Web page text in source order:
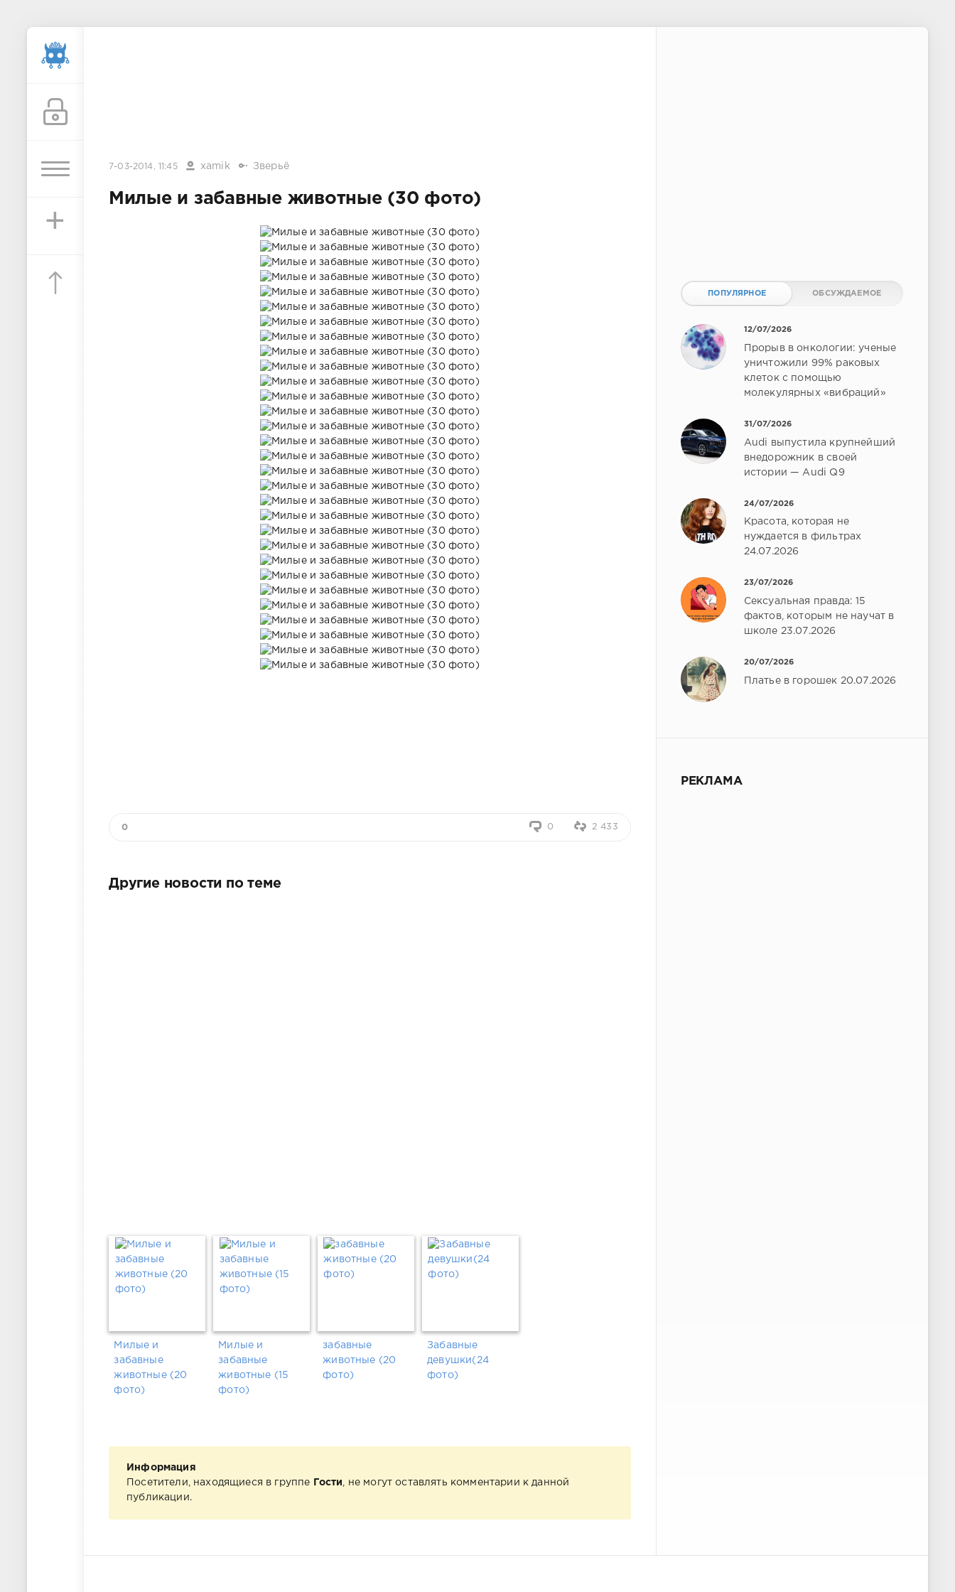
+
7-03-2014, 11:45 xamik Зверьё
Милые и забавные животные (30 фото)
0 0 2 433
Другие новости по теме
Милые и
забавные
животные (20
фото)
Милые и
забавные
животные (15
фото)
забавные
животные (20
фото)
Забавные
девушки(24
фото)
Информация
Посетители, находящиеся в группе
Гости
, не могут оставлять комментарии к данной
публикации.
ПОПУЛЯРНОЕ ОБСУЖДАЕМОЕ
12/07/2026
Прорыв в онкологии: ученые
уничтожили 99% раковых
клеток с помощью
молекулярных «вибраций»
31/07/2026
Audi выпустила крупнейший
внедорожник в своей
истории — Audi Q9
24/07/2026
Красота, которая не
нуждается в фильтрах
24.07.2026
23/07/2026
Сексуальная правда: 15
фактов, которым не научат в
школе 23.07.2026
20/07/2026
Платье в горошек 20.07.2026
РЕКЛАМА